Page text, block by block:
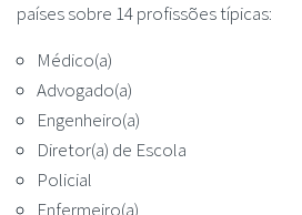
países sobre 14 profissões típicas:
Médico(a)
Advogado(a)
Engenheiro(a)
Diretor(a) de Escola
Policial
Enfermeiro(a)